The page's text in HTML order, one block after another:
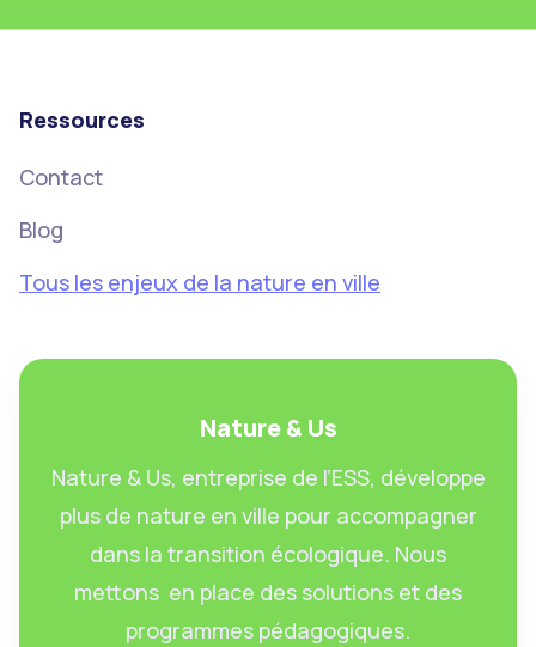
Ressources
Contact
Blog
Tous les enjeux de la nature en ville
Nature & Us
Nature & Us, entreprise de l’ESS, développe
plus de nature en ville pour accompagner
dans la transition écologique. Nous
mettons en place des solutions et des
programmes pédagogiques.